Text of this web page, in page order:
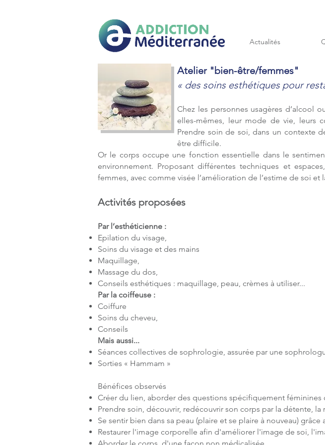
Actualités
Atelier "bien-être/femmes"
« des soins esthétiques pour
Chez les personnes usagères d’alcool
elles-mêmes, leur mode de vie, leurs
Prendre soin de soi, dans un contexte
être difficile.
Or le corps occupe une fonction essentielle dans le
environnement. Proposant différentes techniques et
femmes, avec comme visée l’amélioration de l’estime de soi et
Activités proposées
Par l’esthéticienne :
Epilation du visage,
Soins du visage et des mains
Maquillage,
Massage du dos,
Conseils esthétiques : maquillage, peau, crèmes à utiliser...
Par la coiffeuse :
Coiffure
Soins du cheveu,
Conseils
Mais aussi...
Séances collectives de sophrologie, assurée par une
Sorties « Hammam »
Bénéfices observés
Créer du lien, aborder des questions spécifiquement
Prendre soin, découvrir, redécouvrir son corps par la détente, la
Se sentir bien dans sa peau (plaire et se plaire à nouveau) grâce
Restaurer l'image corporelle afin d'améliorer l'image de soi,